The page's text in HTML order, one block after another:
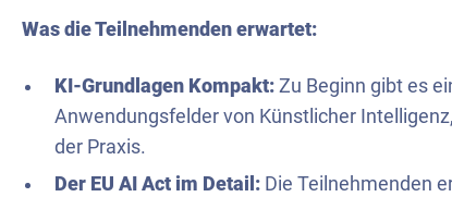
Was die Teilnehmenden erwartet:
KI-Grundlagen Kompakt: Zu Beginn gibt es
Anwendungsfelder von Künstlicher
der Praxis.
Der EU AI Act im Detail: Die Teilnehmenden